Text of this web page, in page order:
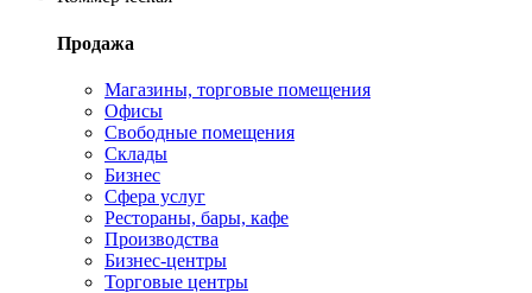
Продажа
Магазины, торговые помещения
Офисы
Свободные помещения
Склады
Бизнес
Сфера услуг
Рестораны, бары, кафе
Производства
Бизнес-центры
Торговые центры